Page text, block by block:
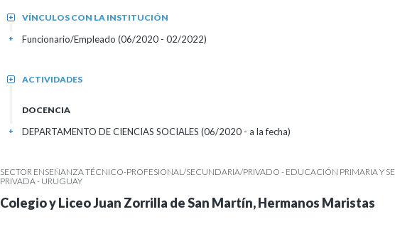
VÍNCULOS CON LA INSTITUCIÓN
+
Funcionario/Empleado (06/2020 - 02/2022)
+
ACTIVIDADES
+
DOCENCIA
DEPARTAMENTO DE CIENCIAS SOCIALES (06/2020 - a la fecha)
+
SECTOR ENSEÑANZA TÉCNICO-PROFESIONAL/SECUNDARIA/PRIVADO - EDUCACIÓN PRIMARIA Y
PRIVADA - URUGUAY
Colegio y Liceo Juan Zorrilla de San Martín, Hermanos Maristas